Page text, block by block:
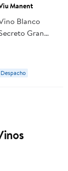
Manent
Blanco
Gran
750 ml
Manent
Despacho